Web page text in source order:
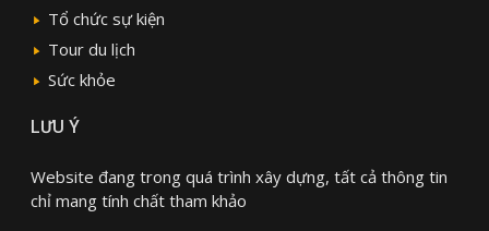
Tổ chức sự kiện
Tour du lịch
Sức khỏe
LƯU Ý
Website đang trong quá trình xây dựng, tất cả thông tin
chỉ mang tính chất tham khảo